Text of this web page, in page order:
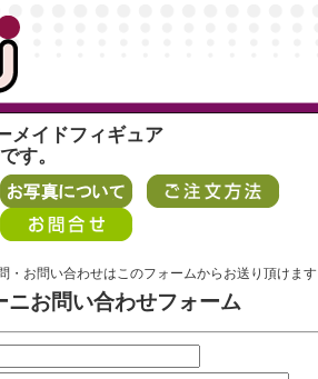
メイドフィギュア
す。
・お問い合わせはこのフォームからお送り頂けま
ニお問い合わせフォーム